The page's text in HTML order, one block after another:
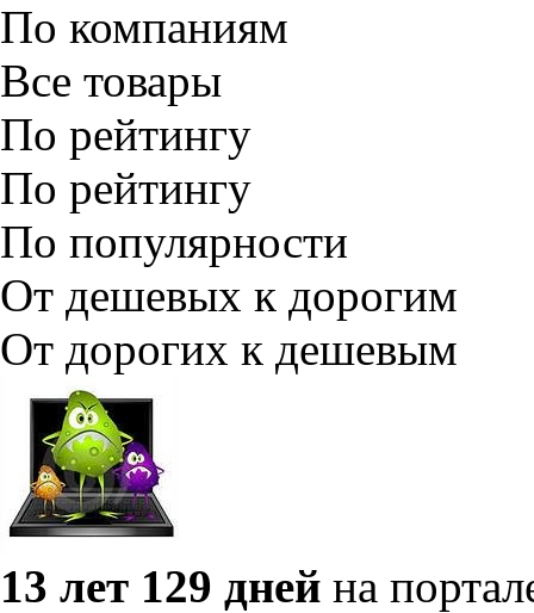
По компаниям
Все товары
По рейтингу
По рейтингу
По популярности
От дешевых к дорогим
От дорогих к дешевым
13 лет 129 дней на